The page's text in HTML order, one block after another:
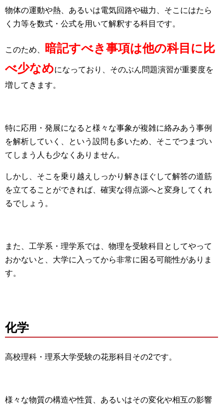
物体の運動や熱、あるいは電気回路や磁力、そこにはたら
く力等を数式・公式を用いて解釈する科目です。
このため、 暗記すべき事項は他の科目に比
べ少なめになっており、そのぶん問題演習が重要度を
増してきます。
特に応用・発展になると様々な事象が複雑に絡みあう事例
を解析していく、という設問も多いため、そこでつまづい
てしまう人も少なくありません。
しかし、そこを乗り越えしっかり解きほぐして解答の道筋
を立てることができれば、確実な得点源へと変身してくれ
るでしょう。
また、工学系・理学系では、物理を受験科目としてやって
おかないと、大学に入ってから非常に困る可能性がありま
す。
化学
高校理科・理系大学受験の花形科目その2です。
様々な物質の構造や性質、あるいはその変化や相互の影響